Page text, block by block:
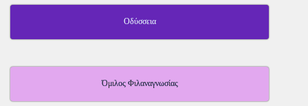
Οδύσσεια
Όμιλος Φιλαναγνωσίας